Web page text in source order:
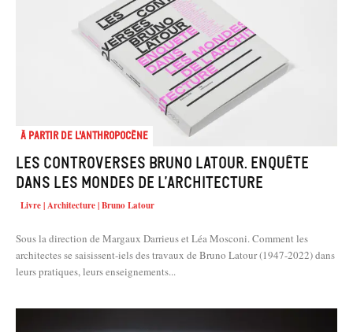
À partir de l'anthropocène
Les controverses Bruno Latour. Enquête
dans les mondes de l’architecture
Livre | Architecture | Bruno Latour
Sous la direction de Margaux Darrieus et Léa Mosconi. Comment les
architectes se saisissent-iels des travaux de Bruno Latour (1947-2022) dans
leurs pratiques, leurs enseignements...